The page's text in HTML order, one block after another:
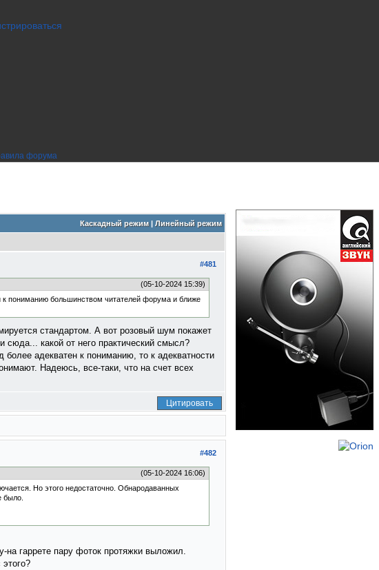
Каскадный режим| Линейный режим
#481
(05-10-2024 15:39)
пониманию большинством читателей форума и ближе
стандартом. А вот розовый шум покажет
какой от него практический смысл?
адекватен к пониманию, то к адекватности
Надеюсь, все-таки, что на счет всех
Цитировать
#482
(05-10-2024 16:06)
Но этого недостаточно. Обнародаванных
было.
гаррете пару фоток протяжки выложил.